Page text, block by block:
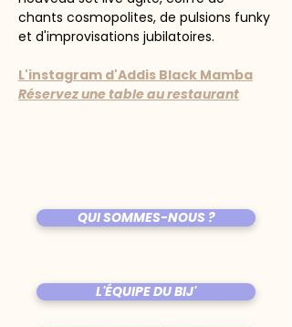
chants cosmopolites, de pulsions funky
et d'improvisations jubilatoires.
L'instagram d'Addis Black Mamba
Réservez une table au restaurant
QUI SOMMES-NOUS ?
L'ÉQUIPE DU BIJ'